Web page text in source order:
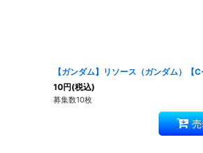
【ガンダム】リソース（ガンダム）【
10円(税込)
募集数10枚